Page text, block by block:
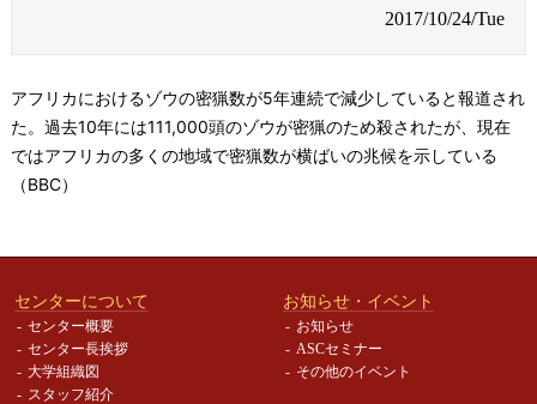
2017/10/24/Tue
アフリカにおけるゾウの密猟数が5年連続で減少していると報道され
た。過去10年には111,000頭のゾウが密猟のため殺されたが、現在
ではアフリカの多くの地域で密猟数が横ばいの兆候を示している
（BBC）
センターについて
センター概要
センター長挨拶
大学組織図
スタッフ紹介
お知らせ・イベント
お知らせ
ASCセミナー
その他のイベント